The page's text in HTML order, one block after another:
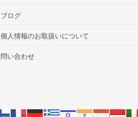
ブログ
個人情報のお取扱いについて
問い合わせ
Copyright © ラポール･ボイス All Rights